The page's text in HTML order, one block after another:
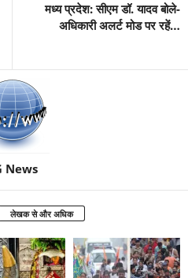
मध्य प्रदेश: सीएम डॉ. यादव बोले-
अधिकारी अलर्ट मोड पर रहें…
News
लेखक से और अधिक